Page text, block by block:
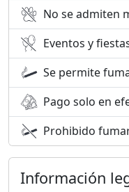
Los huéspedes
identidad o
obligatorio. La tasa
EUR por persona y
más una tarifa de
El horario habitual de
salida hasta las
no duden en
Pago: Se requiere un
la reserva.
No se admiten
Eventos y
Se permite
Pago solo en
Prohibido
Información